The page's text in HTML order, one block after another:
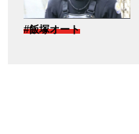
#飯塚オート